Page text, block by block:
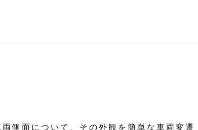
側面について、その外観を簡単な車両変遷